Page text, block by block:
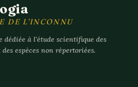
DE L'INCONNU
dédiée à l'étude scientifique des
espèces non répertoriées.